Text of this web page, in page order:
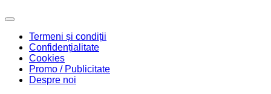
Termeni și condiții
Confidențialitate
Cookies
Promo / Publicitate
Despre noi